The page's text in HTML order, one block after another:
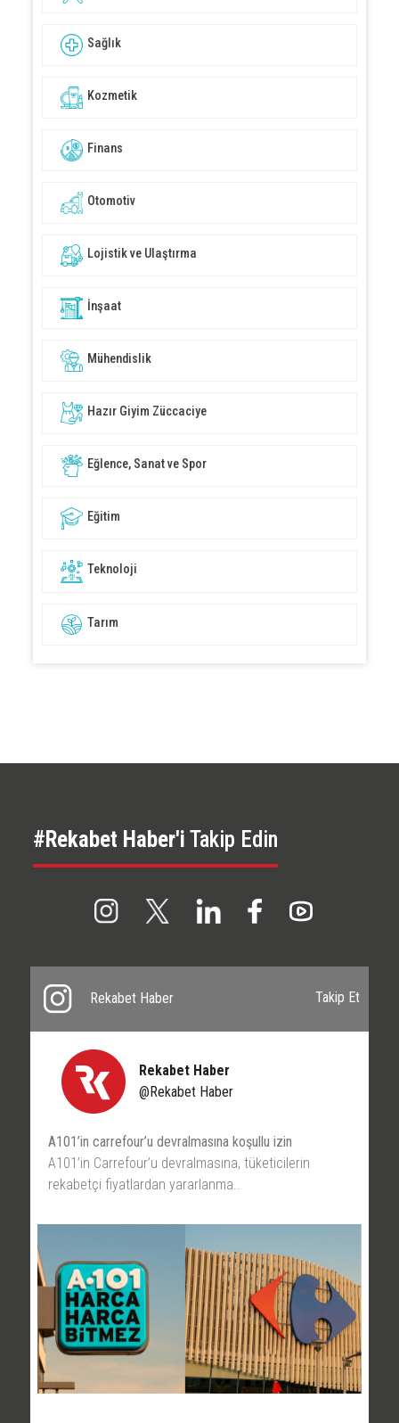
Sağlık
Kozmetik
Finans
Otomotiv
Lojistik ve Ulaştırma
İnşaat
Mühendislik
Hazır Giyim Züccaciye
Eğlence, Sanat ve Spor
Eğitim
Teknoloji
Tarım
#Rekabet Haber'i Takip Edin
Rekabet Haber Takip Et
Rekabet Haber
@Rekabet Haber
A101’in carrefour’u devralmasına koşullu izin
A101’in Carrefour’u devralmasına, tüketicilerin
rekabetçi fiyatlardan yararlanma..